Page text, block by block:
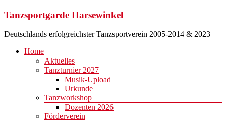
Zum
springen
Tanzsportgarde Harsewinkel
Deutschlands erfolgreichster Tanzsportverein 2005-2014 & 2023
Menü
Home
Aktuelles
Tanzturnier 2027
Musik-Upload
Urkunde
Tanzworkshop
Dozenten 2026
Förderverein